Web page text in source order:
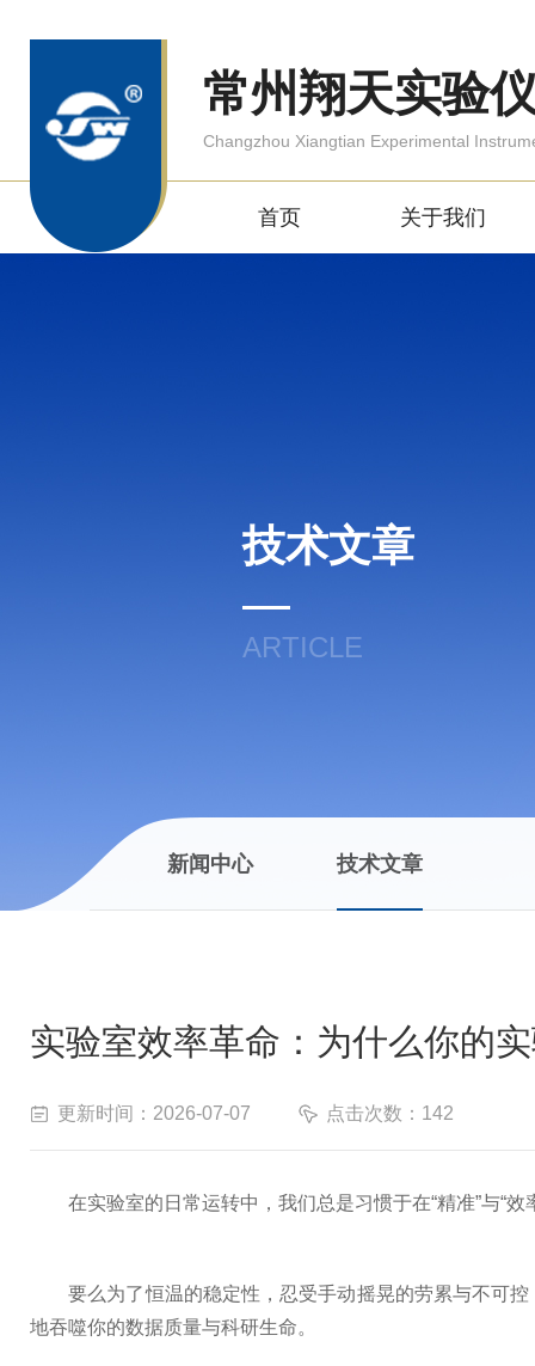
常州翔天实验
Changzhou Xiangtian Experimental
首页 关于我们
技术文章
ARTICLE
新闻中心 技术文章
实验室效率革命：为什么你的
更新时间：2026-07-07 点击次数：142
在实验室的日常运转中，我们总是习惯于在“精准”与“效
要么为了恒温的稳定性，忍受手动摇晃的劳累与不可控
地吞噬你的数据质量与科研生命。